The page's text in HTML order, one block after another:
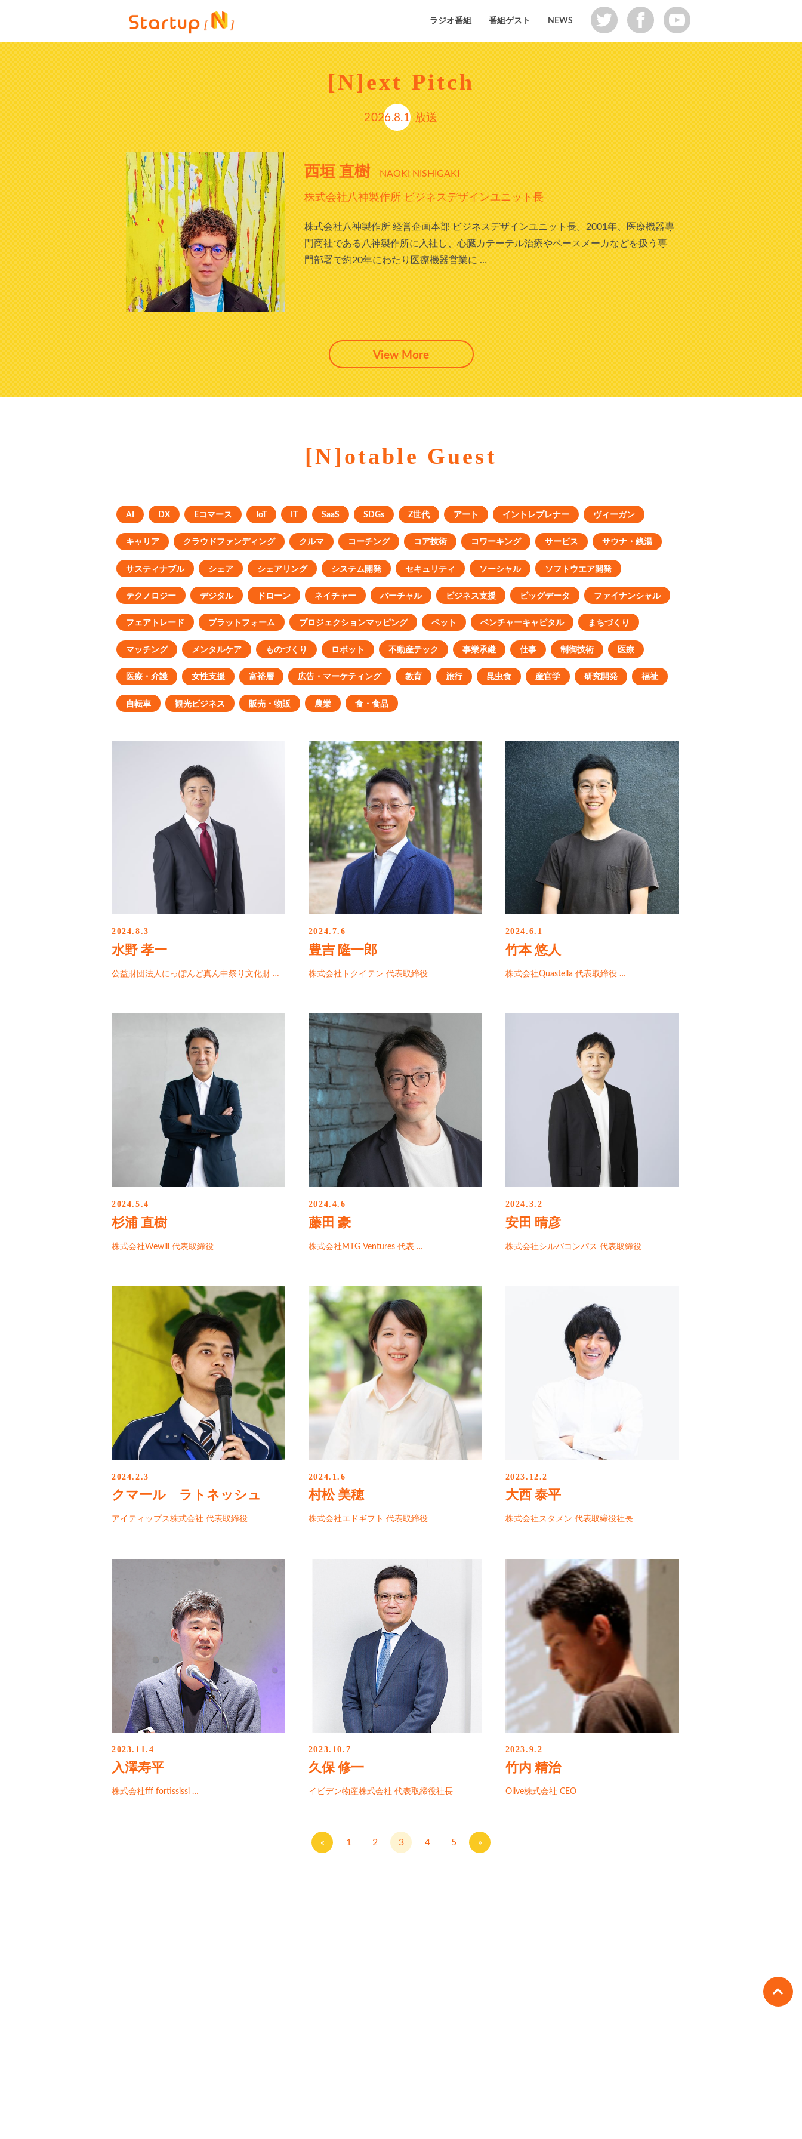
ラジオ番組 番組ゲスト NEWS
[N]ext Pitch
2026.8.1 放送
西垣 直樹 NAOKI NISHIGAKI
株式会社八神製作所 ビジネスデザインユニット長
株式会社八神製作所 経営企画本部 ビジネスデザインユニット長。2001年、医療機器専
門商社である八神製作所に入社し、心臓カテーテル治療やペースメーカなどを扱う専
門部署で約20年にわたり医療機器営業に …
View More
[N]otable Guest
AI DX Eコマース IoT IT SaaS SDGs Z世代 アート イントレプレナー ヴィーガン
キャリア クラウドファンディング クルマ コーチング コア技術 コワーキング サービス サウナ・銭湯
サスティナブル シェア シェアリング システム開発 セキュリティ ソーシャル ソフトウエア開発
テクノロジー デジタル ドローン ネイチャー バーチャル ビジネス支援 ビッグデータ ファイナンシャル
フェアトレード プラットフォーム プロジェクションマッピング ペット ベンチャーキャピタル まちづくり
マッチング メンタルケア ものづくり ロボット 不動産テック 事業承継 仕事 制御技術 医療
医療・介護 女性支援 富裕層 広告・マーケティング 教育 旅行 昆虫食 産官学 研究開発 福祉
自転車 観光ビジネス 販売・物販 農業 食・食品
2024.8.3
水野 孝一
公益財団法人にっぽんど真ん中祭り文化財 …
2024.7.6
豊吉 隆一郎
株式会社トクイテン 代表取締役
2024.6.1
竹本 悠人
株式会社Quastella 代表取締役 …
2024.5.4
杉浦 直樹
株式会社Wewill 代表取締役
2024.4.6
藤田 豪
株式会社MTG Ventures 代表 …
2024.3.2
安田 晴彦
株式会社シルバコンパス 代表取締役
2024.2.3
クマール ラトネッシュ
アイティップス株式会社 代表取締役
2024.1.6
村松 美穂
株式会社エドギフト 代表取締役
2023.12.2
大西 泰平
株式会社スタメン 代表取締役社長
2023.11.4
入澤寿平
株式会社fff fortississi …
2023.10.7
久保 修一
イビデン物産株式会社 代表取締役社長
2023.9.2
竹内 精治
Olive株式会社 CEO
« 1 2 3 4 5 »